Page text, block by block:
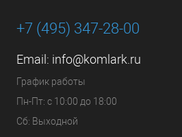
+7 (495) 347-28-00
Email: info@komlark.ru
График работы
Пн-Пт: с 10:00 до 18:00
Сб: Выходной